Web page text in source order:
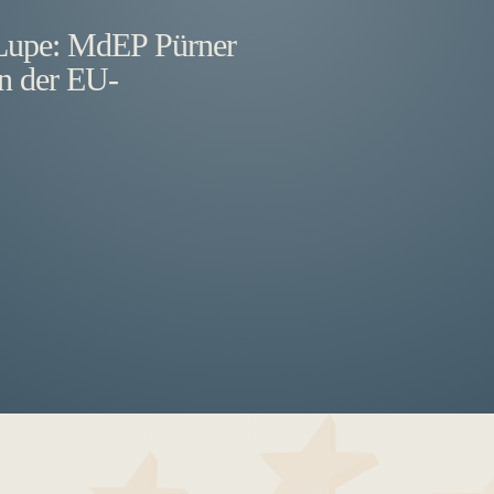
MdEP Pürner
der EU-